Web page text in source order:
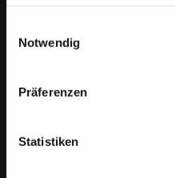
Trigger Symbol ändern oder
Informationen über
können
Notwendig
Präferenzen
Statistiken
ESD
Alle Produkte finden Sie in
HB PROTECTIVE
ANSPRECHPARTNER
SERVICE
KONTAKT